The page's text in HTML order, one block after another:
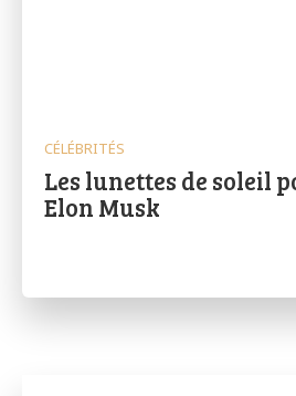
CÉLÉBRITÉS
Les lunettes de soleil
Elon Musk